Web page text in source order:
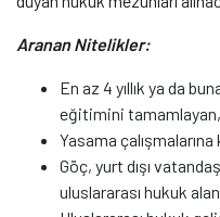
Aranan Nitelikler:
En az 4 yıllık ya da
eğitimini tamamlayan,
Yasama
Göç, yurt dışı
uluslararası hukuk